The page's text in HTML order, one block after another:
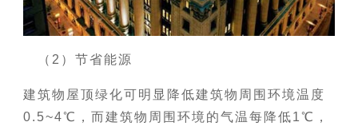
（2）节省能源
建筑物屋顶绿化可明显降低建筑物周围环境温度
0.5~4℃，而建筑物周围环境的气温每降低1℃，